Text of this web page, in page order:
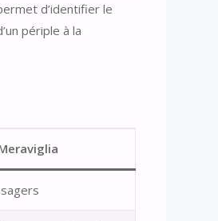
d’identifier le
périple à la